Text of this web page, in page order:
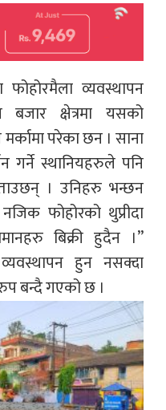
फोहोरमैला व्यवस्थापन
बजार क्षेत्रमा यसको
परेका छन । साना
गर्ने स्थानियहरुले पनि
। उनिहरु भन्छन
फोहोरको थुप्रीदा
बिक्री हुदैन ।”
व्यवस्थापन हुन नसक्दा
बन्दै गएको छ ।